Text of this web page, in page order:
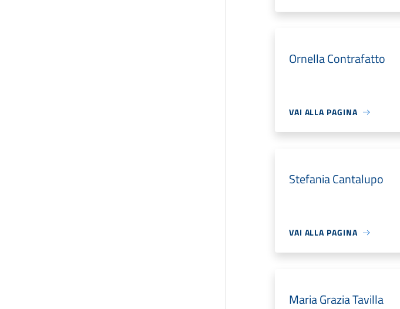
Ornella Contrafatto
VAI ALLA PAGINA
Stefania Cantalupo
VAI ALLA PAGINA
Maria Grazia Tavilla